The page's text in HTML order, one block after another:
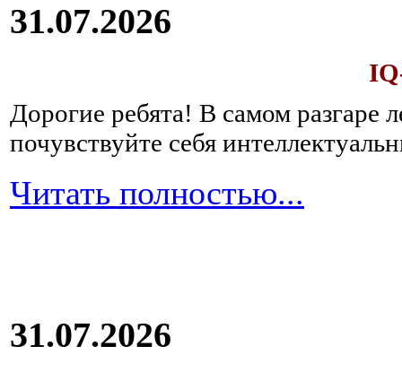
31.07.2026
Дорогие ребята! В самом разгаре
почувствуйте себя
Читать полностью...
31.07.2026